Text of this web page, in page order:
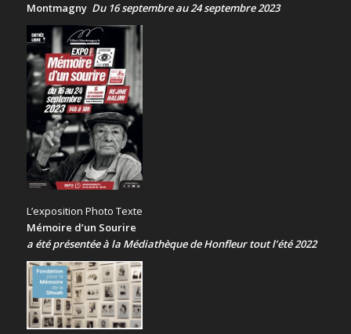
Montmagny Du 16 septembre au 24 septembre 2023
L’exposition Photo Texte
Mémoire d’un Sourire
a été présentéeà la Médiathèque de Honfleur tout l’été 2022